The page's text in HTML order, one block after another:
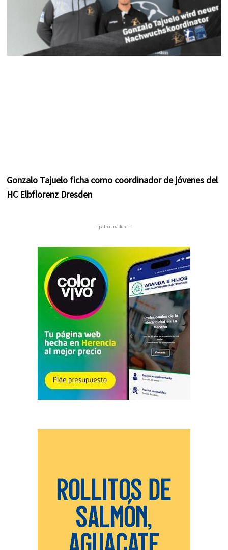
Gonzalo Tajuelo ficha como coordinador de jóvenes del
HC Elbflorenz Dresden
– patrocinadores –